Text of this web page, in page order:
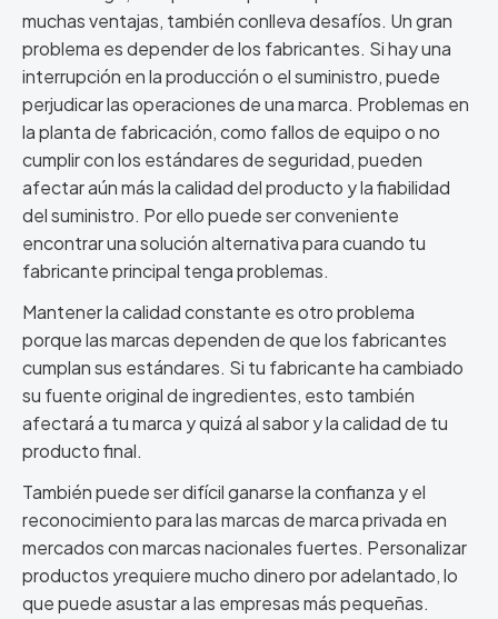
muchas ventajas, también conlleva desafíos. Un gran
problema es depender de los fabricantes. Si hay una
interrupción en la producción o el suministro, puede
perjudicar las operaciones de una marca. Problemas en
la planta de fabricación, como fallos de equipo o no
cumplir con los estándares de seguridad, pueden
afectar aún más la calidad del producto y la fiabilidad
del suministro. Por ello puede ser conveniente
encontrar una solución alternativa para cuando tu
fabricante principal tenga problemas.
Mantener la calidad constante es otro problema
porque las marcas dependen de que los fabricantes
cumplan sus estándares. Si tu fabricante ha cambiado
su fuente original de ingredientes, esto también
afectará a tu marca y quizá al sabor y la calidad de tu
producto final.
También puede ser difícil ganarse la confianza y el
reconocimiento para las marcas de marca privada en
mercados con marcas nacionales fuertes. Personalizar
productos yrequiere mucho dinero por adelantado, lo
que puede asustar a las empresas más pequeñas.